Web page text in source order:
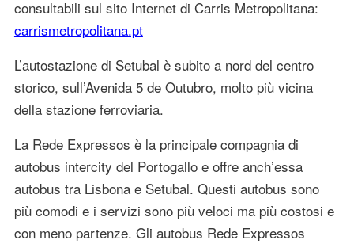
consultabili sul sito Internet di Carris Metropolitana:
carrismetropolitana.pt
L’autostazione di Setubal è subito a nord del centro
storico, sull’Avenida 5 de Outubro, molto più vicina
della stazione ferroviaria.
La Rede Expressos è la principale compagnia di
autobus intercity del Portogallo e offre anch’essa
autobus tra Lisbona e Setubal. Questi autobus sono
più comodi e i servizi sono più veloci ma più costosi e
con meno partenze. Gli autobus Rede Expressos